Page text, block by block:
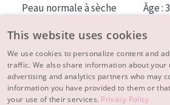
Peau normale à sèche
Peau mixte ou grasse
Peau mature
Peau ménopausée
Âge :
À PROPOS
This website uses cookies
We use cookies to personalize content and
traffic. We also share information about your
advertising and analytics partners who may
information you have provided to them or
your use of their services. Privacy Policy